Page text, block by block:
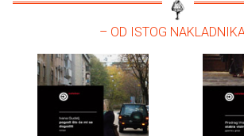
– OD ISTOG